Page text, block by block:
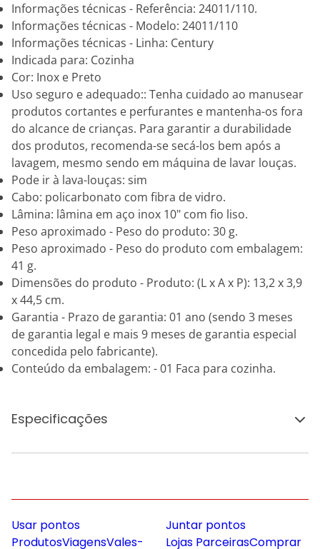
Informações técnicas - Referência: 24011/110.
Informações técnicas - Modelo: 24011/110
Informações técnicas - Linha: Century
Indicada para: Cozinha
Cor: Inox e Preto
Uso seguro e adequado:: Tenha cuidado ao manusear
produtos cortantes e perfurantes e mantenha-os fora
do alcance de crianças. Para garantir a durabilidade
dos produtos, recomenda-se secá-los bem após a
lavagem, mesmo sendo em máquina de lavar louças.
Pode ir à lava-louças: sim
Cabo: policarbonato com fibra de vidro.
Lâmina: lâmina em aço inox 10" com fio liso.
Peso aproximado - Peso do produto: 30 g.
Peso aproximado - Peso do produto com embalagem:
41 g.
Dimensões do produto - Produto: (L x A x P): 13,2 x 3,9
x 44,5 cm.
Garantia - Prazo de garantia: 01 ano (sendo 3 meses
de garantia legal e mais 9 meses de garantia especial
concedida pelo fabricante).
Conteúdo da embalagem: - 01 Faca para cozinha.
Especificações
Usar pontos
ProdutosViagensVales-
Juntar pontos
Lojas ParceirasComprar